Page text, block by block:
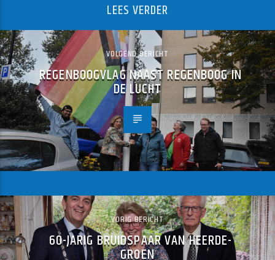
LEES VERDER
VOLGEND BERICHT
REGENBOOGVLAG NAAST REGENBOOG IN
DE LUCHT
VORIG BERICHT
60-JARIG BRUIDSPAAR VAN HEERDE-
GROEN